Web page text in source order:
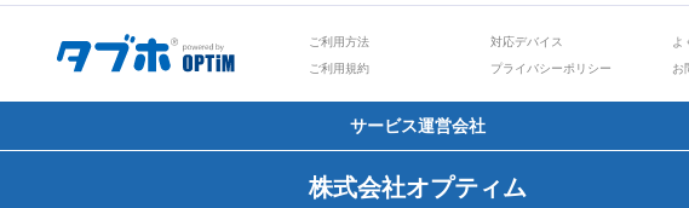
ご利用方法 対応デバイス
よ
ご利用規約
プライバシーポリシー お
サービス運営会社
株式会社オプティム